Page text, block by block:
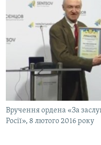
ВСЕ ЗА ДЕНЬ
СПЕЦПРОЕКТИ
ДЕПОРТАЦІЯ
ВІДЕОУРОКИ «ELIFBE»
СВІДЧЕННЯ ОКУПАЦІЇ
УКРАЇНСЬКА ПРОБЛЕМА
ІНФОГРАФІКА
ЯК ОБІЙТИ БЛОКУВАННЯ
Русский
Qırımtatar
ДОЛУЧАЙСЯ!
Вручення ордена «За
Росії», 8 лютого 2016 року